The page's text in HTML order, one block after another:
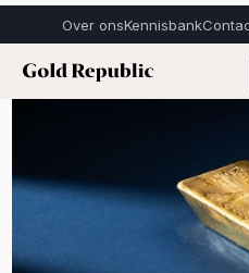
Over onsKennisbank
Gepubliceerd op:3 juli 2026